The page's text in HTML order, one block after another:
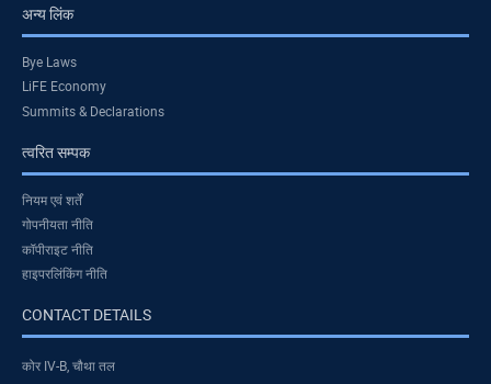
अन्य लिंक
Bye Laws
LiFE Economy
Summits & Declarations
त्वरित सम्पक
नियम एवं शर्तें
गोपनीयता नीति
कॉपीराइट नीति
हाइपरलिंकिंग नीति
CONTACT DETAILS
कोर IV-B, चौथा तल